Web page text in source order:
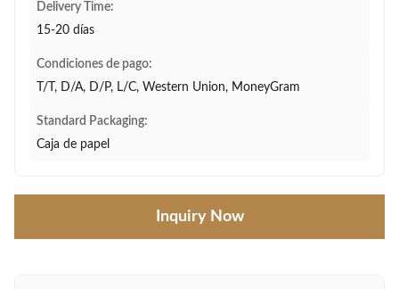
Delivery Time:
15-20 días
Condiciones de pago:
T/T, D/A, D/P, L/C, Western Union, MoneyGram
Standard Packaging:
Caja de papel
Inquiry Now